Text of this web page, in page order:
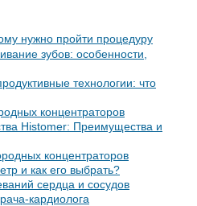
нужно пройти процедуру
зубов: особенности,
технологии: что
концентраторов
Histomer: Преимущества и
концентраторов
и как его выбрать?
сердца и сосудов
кардиолога